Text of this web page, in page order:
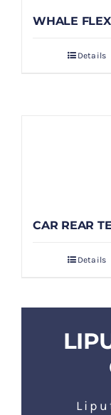
WHALE FLEX
Details
CAR REAR
Details